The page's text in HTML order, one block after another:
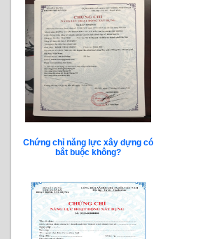
Chứng chỉ năng lực xây dựng có
bắt buộc không?